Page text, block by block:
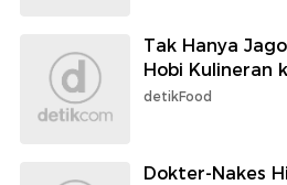
Tak Hanya
Hobi Kulineran
detikFood
Dokter-Nakes